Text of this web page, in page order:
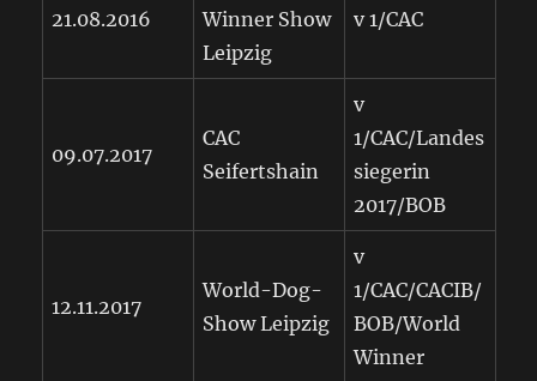
21.08.2016
Winner Show
Leipzig
v 1/CAC
09.07.2017
CAC
Seifertshain
v
1/CAC/Landes
siegerin
2017/BOB
12.11.2017
World-Dog-
Show Leipzig
v
1/CAC/CACIB/
BOB/World
Winner